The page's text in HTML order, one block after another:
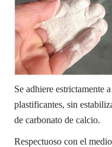
Se adhiere
plastificantes, sin
de carbonato de calcio.
Respectuoso con el